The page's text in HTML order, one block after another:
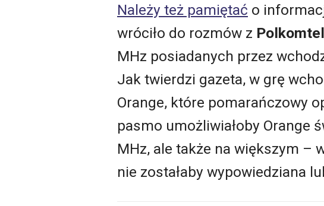
Należy też pamiętać o
wróciło do rozmów z
MHz posiadanych przez
Jak twierdzi gazeta, w grę
Orange, które pomarańczowy
pasmo umożliwiałoby Orange
MHz, ale także na większym –
nie zostałaby wypowiedziana